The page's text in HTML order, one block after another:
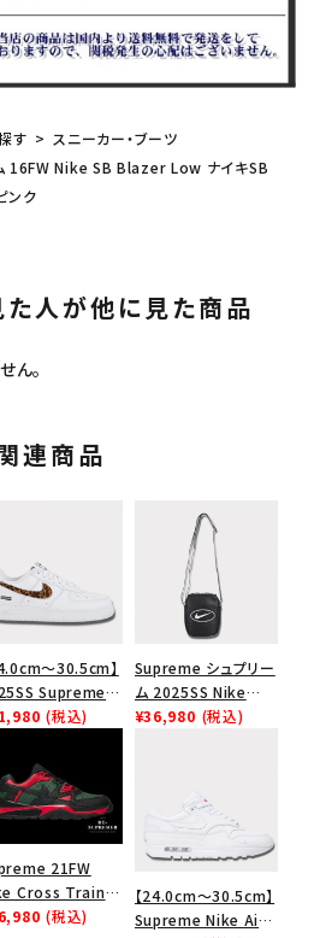
す
スニーカー・ブーツ
16FW Nike SB Blazer Low ナイキSB
ンク
た人が他に見た商品
ん。
連商品
～30.5cm】
Supreme
AF1 シュプリー
ッドイナフ ナイキ
フォース１スニー
シューズ ホワイ
(税込)
Supreme シュプリー
ム 2025SS Nike
Leather Shoulder
¥36,980 (税込)
21FW
Cross Trainer
ナイキクロスト
(税込)
【24.0cm～30.5cm】
Supreme Nike Air